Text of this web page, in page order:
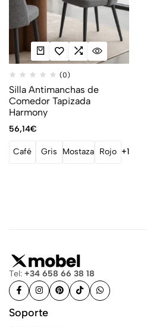
(0)
Silla Antimanchas de
Comedor Tapizada
Harmony
56,14€
Café Gris Mostaza Rojo +1
Tel: +34 658 66 38 18
Soporte